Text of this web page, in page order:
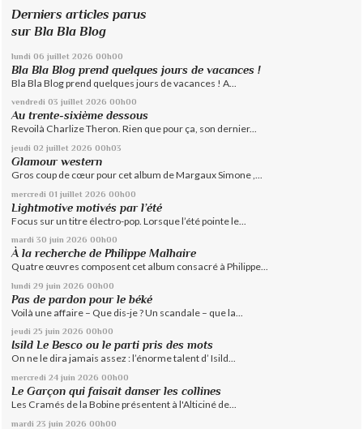
Derniers articles parus
sur Bla Bla Blog
lundi 06 juillet 2026 00h00
Bla Bla Blog prend quelques jours de vacances !
Bla Bla Blog prend quelques jours de vacances ! A...
vendredi 03 juillet 2026 00h00
Au trente-sixième dessous
Revoilà Charlize Theron. Rien que pour ça, son dernier...
jeudi 02 juillet 2026 00h03
Glamour western
Gros coup de cœur pour cet album de Margaux Simone ,...
mercredi 01 juillet 2026 00h00
Lightmotive motivés par l’été
Focus sur un titre électro-pop. Lorsque l’été pointe le...
mardi 30 juin 2026 00h00
À la recherche de Philippe Malhaire
Quatre œuvres composent cet album consacré à Philippe...
lundi 29 juin 2026 00h00
Pas de pardon pour le béké
Voilà une affaire – Que dis-je ? Un scandale – que la...
jeudi 25 juin 2026 00h00
Isild Le Besco ou le parti pris des mots
On ne le dira jamais assez : l’énorme talent d’ Isild...
mercredi 24 juin 2026 00h00
Le Garçon qui faisait danser les collines
Les Cramés de la Bobine présentent à l'Alticiné de...
mardi 23 juin 2026 00h00